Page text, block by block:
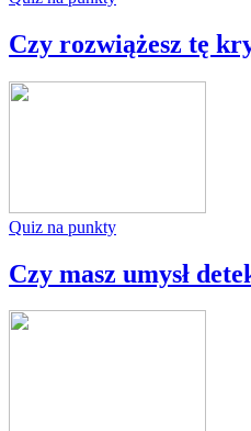
Czy rozwiążesz tę
Quiz na punkty
Czy masz umysł